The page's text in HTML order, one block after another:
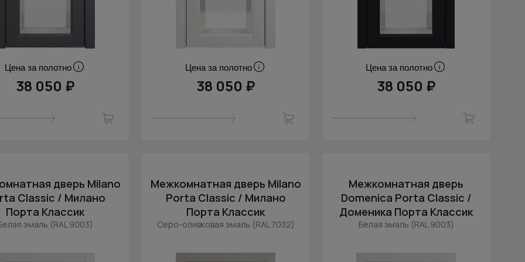
Цена за полотно
38 050 ₽
Цена за полотно
38 050 ₽
Цена за полотно
38 050 ₽
дверь Milano
Classic / Милано
Порта Классик
эмаль (RAL 9003)
Межкомнатная дверь Milano
Porta Classic / Милано
Порта Классик
Серо-оливковая эмаль (RAL 7032)
Межкомнатная дверь
Domenica Porta Classic /
Доменика Порта Классик
Белая эмаль (RAL 9003)